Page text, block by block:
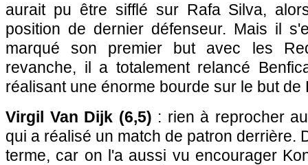
aurait pu être sifflé sur Rafa Silva,
position de dernier défenseur. Mais il
marqué son premier but avec les
revanche, il a totalement relancé
réalisant une énorme bourde sur le but de
Virgil Van Dijk (6,5) : rien à reprocher
qui a réalisé un match de patron derrière.
terme, car on l'a aussi vu encourager